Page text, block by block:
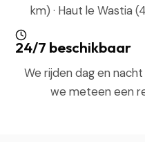
km) · Haut le Wastia
24/7 beschikbaar
We rijden dag en
we meteen een